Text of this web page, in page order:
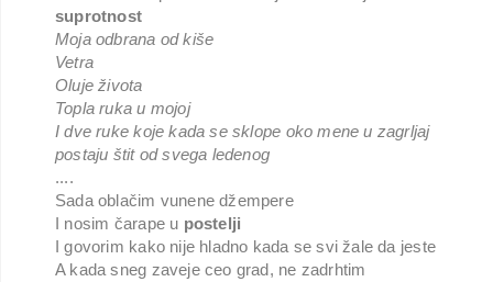
suprotnost
Moja odbrana od kiše
Vetra
Oluje života
Topla ruka u mojoj
I dve ruke koje kada se sklope oko mene u zagrljaj
postaju štit od svega ledenog
....
Sada oblačim vunene džempere
I nosim čarape u postelji
I govorim kako nije hladno kada se svi žale da jeste
A kada sneg zaveje ceo grad, ne zadrhtim